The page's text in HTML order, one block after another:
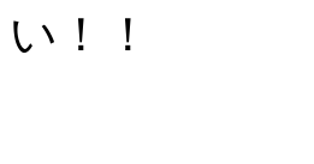
い！！